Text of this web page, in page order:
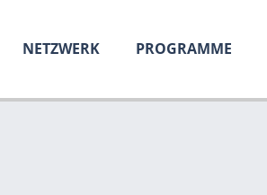
NETZWERK PROGRAMME